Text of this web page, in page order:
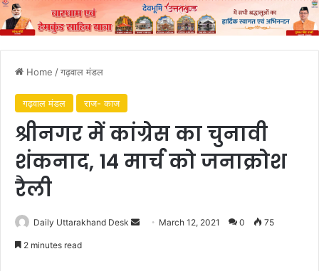
Home /गढ़वाल मंडल
गढ़वाल मंडल राज- काज
श्रीनगर में कांग्रेस का चुनावी
शंकनाद, 14 मार्च को जनाक्रोश
रैली
Daily Uttarakhand Desk March 12, 2021 0 75
2 minutes read